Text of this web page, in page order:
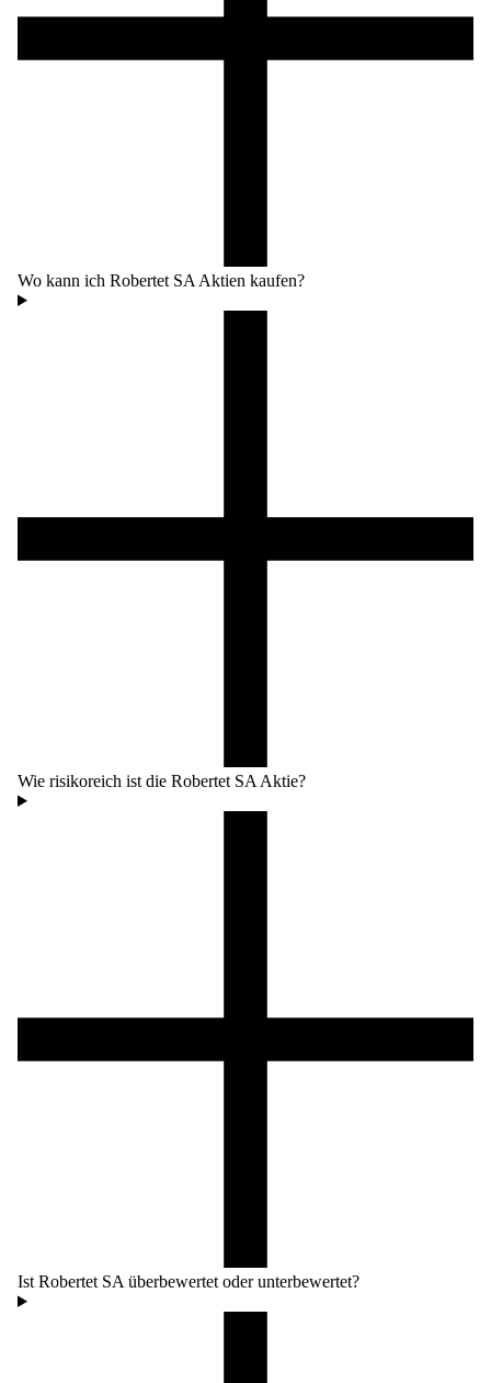
Wo kann ich Robertet SA Aktien kaufen?
Wie risikoreich ist die Robertet SA Aktie?
Ist Robertet SA überbewertet oder unterbewertet?